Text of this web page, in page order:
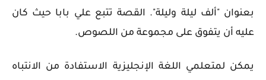
بعنوان "ألف ليلة وليلة". القصة تتبع علي بابا حيث كان
عليه أن يتفوق على مجموعة من اللصوص.
يمكن لمتعلمي اللغة الإنجليزية الاستفادة من الانتباه